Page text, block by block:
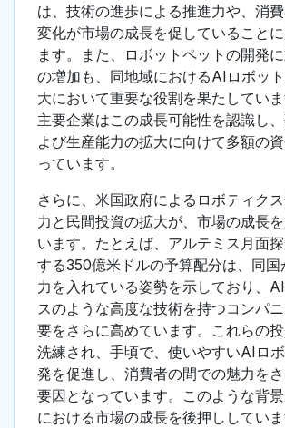
は、技術の進歩による推進力や、消
変化が市場の成長を促していること
ます。また、ロボットペットの開発
の増加も、同地域におけるAIロボッ
大において重要な役割を果たしてい
主要企業はこの成長可能性を認識し
よび生産能力の拡大に向けて多額の
っています。
さらに、米国政府によるロボティク
力と民間投資の拡大が、市場の成長
います。たとえば、アルテミス月面
する350億米ドルの予算配分は、同国
力を入れている姿勢を示しており、
スのような高度な技術を持つコンパ
要をさらに高めています。これらの
洗練され、手頃で、使いやすいAIロ
発を促進し、消費者の間での魅力を
要因となっています。このような背
における市場の成長を後押ししていま